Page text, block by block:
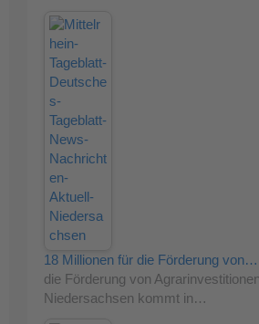
18 Millionen für die Förderung von…
die Förderung von
Niedersachsen kommt in…